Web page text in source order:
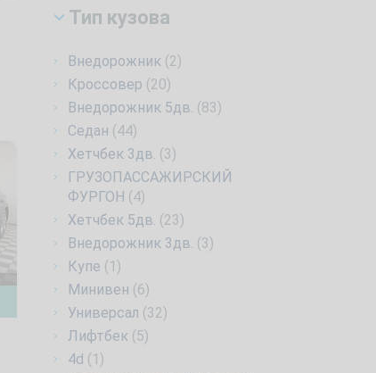
Тип кузова
Внедорожник (2)
Кроссовер (20)
Внедорожник 5дв. (83)
Седан (44)
Хетчбек 3дв. (3)
ГРУЗОПАССАЖИРСКИЙ
ФУРГОН (4)
Хетчбек 5дв. (23)
Внедорожник 3дв. (3)
Купе (1)
Минивен (6)
Универсал (32)
Лифтбек (5)
4d (1)